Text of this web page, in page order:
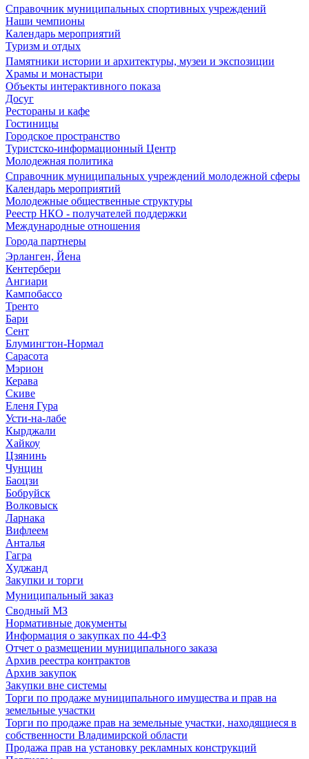
Справочник муниципальных спортивных учреждений
Наши чемпионы
Календарь мероприятий
Туризм и отдых
Памятники истории и архитектуры, музеи и экспозиции
Храмы и монастыри
Объекты интерактивного показа
Досуг
Рестораны и кафе
Гостиницы
Городское пространство
Туристско-информационный Центр
Молодежная политика
Справочник муниципальных учреждений молодежной сферы
Календарь мероприятий
Молодежные общественные структуры
Реестр НКО - получателей поддержки
Международные отношения
Города партнеры
Эрланген, Йена
Кентербери
Ангиари
Кампобассо
Тренто
Бари
Сент
Блумингтон-Нормал
Сарасота
Мэрион
Керава
Скиве
Еленя Гура
Усти-на-лабе
Кырджали
Хайкоу
Цзянинь
Чунцин
Баоцзи
Бобруйск
Волковыск
Ларнака
Вифлеем
Анталья
Гагра
Худжанд
Закупки и торги
Муниципальный заказ
Сводный МЗ
Нормативные документы
Информация о закупках по 44-ФЗ
Отчет о размещении муниципального заказа
Архив реестра контрактов
Архив закупок
Закупки вне системы
Торги по продаже муниципального имущества и прав на
земельные участки
Торги по продаже прав на земельные участки, находящиеся в
собственности Владимирской области
Продажа прав на установку рекламных конструкций